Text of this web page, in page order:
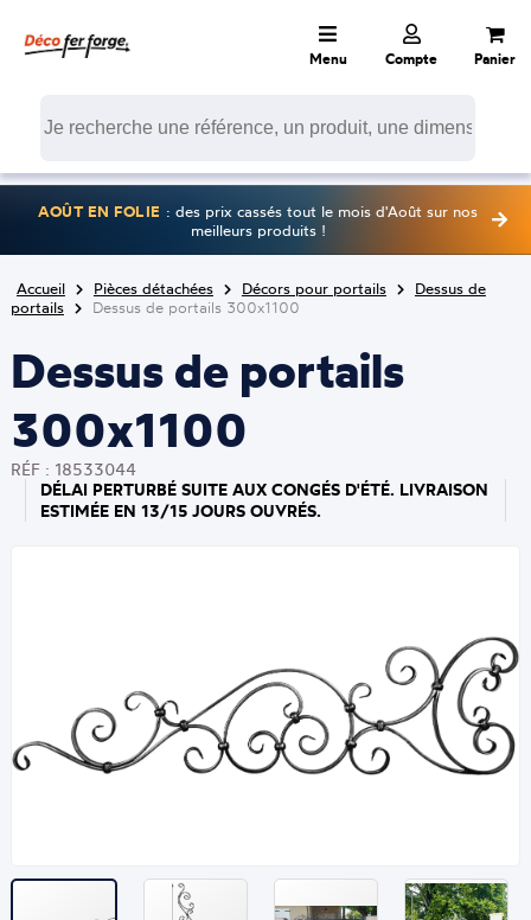
Menu Compte Panier
AOÛT EN FOLIE : des prix cassés tout le mois d'Août sur nos
meilleurs produits !
Accueil Pièces détachées Décors pour portails
Dessus de
portails
Dessus de portails 300x1100
Dessus de portails
300x1100
RÉF : 18533044
DÉLAI PERTURBÉ SUITE AUX CONGÉS D'ÉTÉ. LIVRAISON
ESTIMÉE EN 13/15 JOURS OUVRÉS.